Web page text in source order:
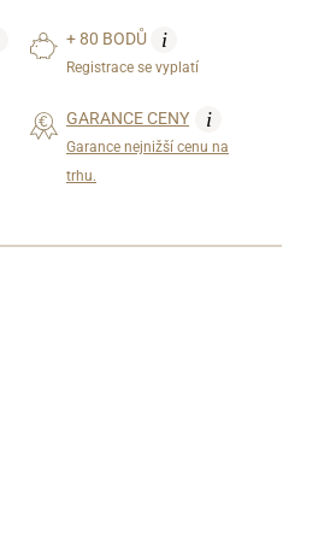
+ 80 BODŮ i
Registrace se vyplatí
GARANCE CENY i
Garance nejnižší cenu na
trhu.